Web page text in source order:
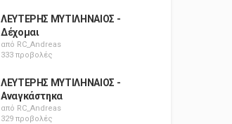
ΛΕΥΤΕΡΗΣ ΜΥΤΙΛΗΝΑΙΟΣ -
Δέχομαι
από RC_Andreas
333 προβολές
ΛΕΥΤΕΡΗΣ ΜΥΤΙΛΗΝΑΙΟΣ -
Αναγκάστηκα
από RC_Andreas
329 προβολές